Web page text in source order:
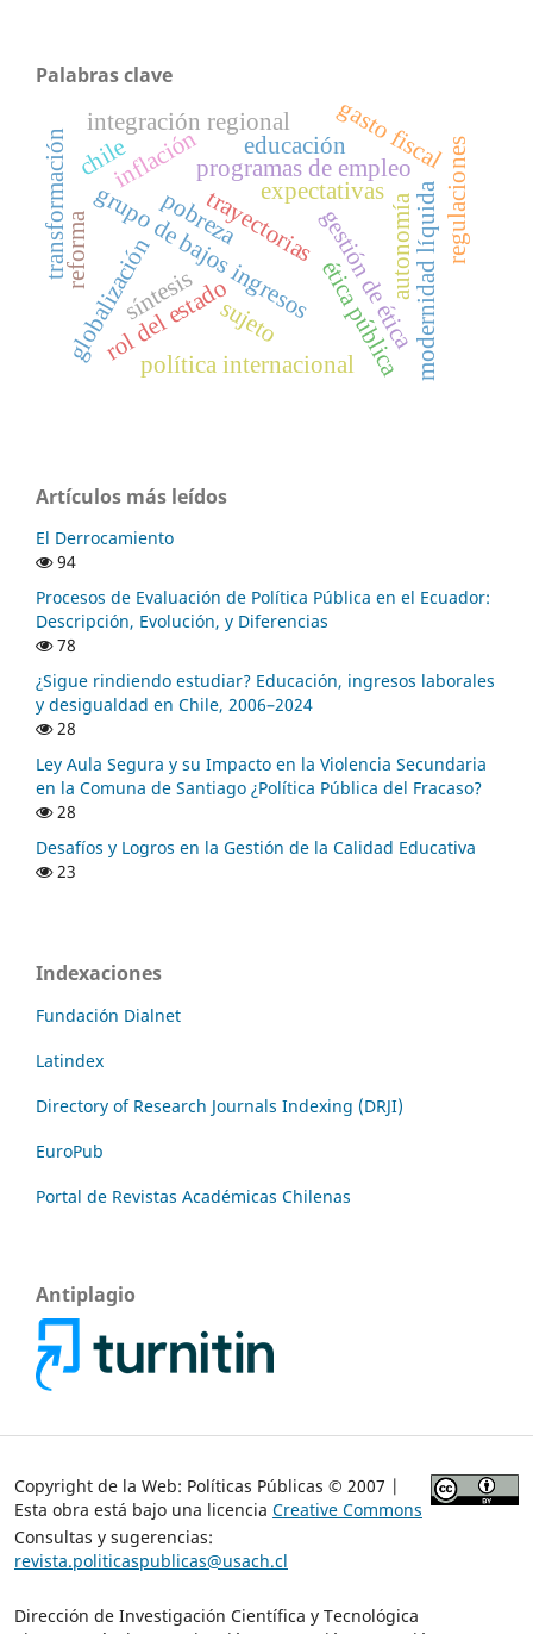
Palabras clave
trayectoriasexpectativas
programas de empleo
pobreza
grupo de bajos ingresosética pública
rol del estado gestión de ética
gasto fiscal
inflación
globalización
integración regional
política internacional
educación
reforma
chile
sujeto
transformación autonomíamodernidad líquida
síntesis
regulaciones
Artículos más leídos
El Derrocamiento
94
Procesos de Evaluación de Política Pública en el Ecuador:
Descripción, Evolución, y Diferencias
78
¿Sigue rindiendo estudiar? Educación, ingresos laborales
y desigualdad en Chile, 2006–2024
28
Ley Aula Segura y su Impacto en la Violencia Secundaria
en la Comuna de Santiago ¿Política Pública del Fracaso?
28
Desafíos y Logros en la Gestión de la Calidad Educativa
23
Indexaciones
Fundación Dialnet
Latindex
Directory of Research Journals Indexing (DRJI)
EuroPub
Portal de Revistas Académicas Chilenas
Antiplagio
Copyright de la Web: Políticas Públicas © 2007 |
Esta obra está bajo una licencia Creative Commons
Consultas y sugerencias:
revista.politicaspublicas@usach.cl
Dirección de Investigación Científica y Tecnológica